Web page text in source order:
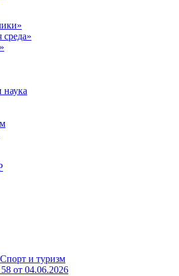
наука
Спорт и туризм
от 04.06.2026